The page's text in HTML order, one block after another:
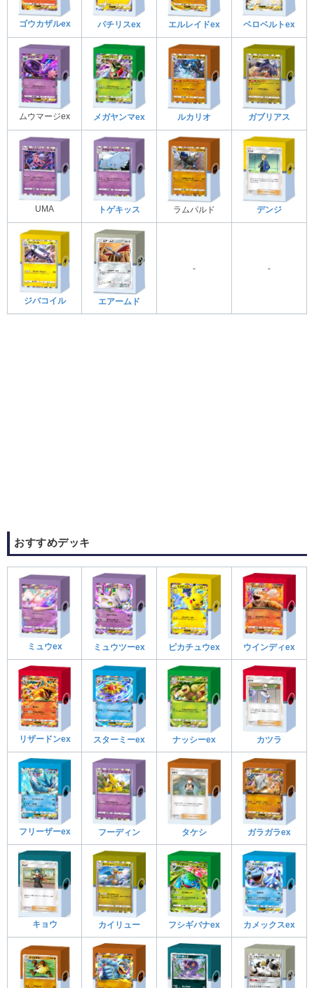
ゴウカザルex パチリスex エルレイドex ベロベルトex
ムウマージex メガヤンマex ルカリオ ガブリアス
UMA トゲキッス ラムパルド デンジ
ジバコイル エアームド
- -
おすすめデッキ
ミュウex ミュウツーex ピカチュウex ウインディex
リザードンex スターミーex ナッシーex カツラ
フリーザーex フーディン タケシ ガラガラex
キョウ カイリュー フシギバナex カメックスex